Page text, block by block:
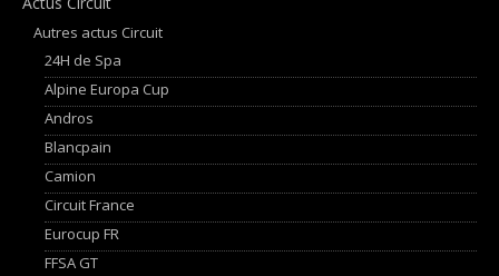
Autres actus Circuit
24H de Spa
Alpine Europa Cup
Andros
Blancpain
Camion
Circuit France
Eurocup FR
FFSA GT